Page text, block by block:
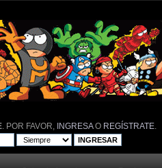
. POR FAVOR, INGRESAO REGÍSTRATE